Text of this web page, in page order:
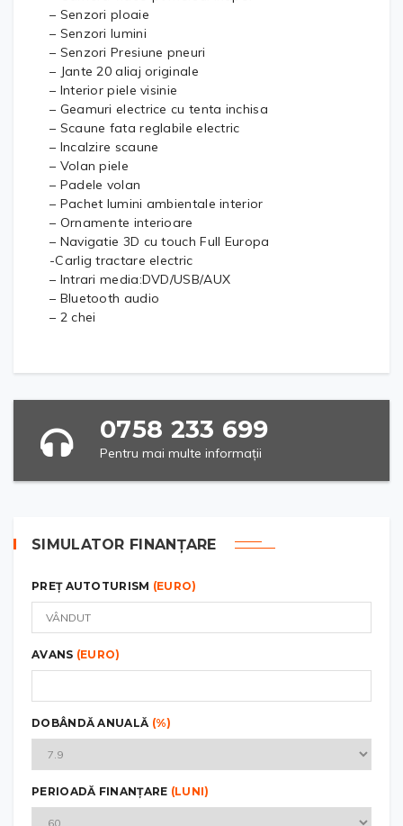
– Senzori ploaie
– Senzori lumini
– Senzori Presiune pneuri
– Jante 20 aliaj originale
– Interior piele visinie
– Geamuri electrice cu tenta inchisa
– Scaune fata reglabile electric
– Incalzire scaune
– Volan piele
– Padele volan
– Pachet lumini ambientale interior
– Ornamente interioare
– Navigatie 3D cu touch Full Europa
-Carlig tractare electric
– Intrari media:DVD/USB/AUX
– Bluetooth audio
– 2 chei
0758 233 699
Pentru mai multe informații
SIMULATOR FINANȚARE
PREȚ AUTOTURISM (EURO)
AVANS (EURO)
DOBÂNDĂ ANUALĂ (%)
PERIOADĂ FINANȚARE (LUNI)